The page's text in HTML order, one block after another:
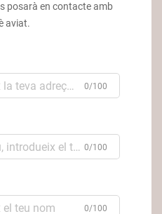
posarà en contacte amb
aviat.
0/100
0/100
0/100